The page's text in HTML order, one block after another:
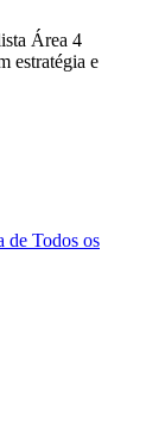
Área 4
estratégia e
de Todos os